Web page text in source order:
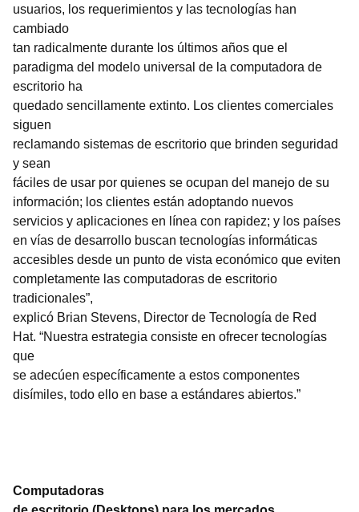
usuarios, los requerimientos y las tecnologías han
cambiado
tan radicalmente durante los últimos años que el
paradigma del modelo universal de la computadora de
escritorio ha
quedado sencillamente extinto. Los clientes comerciales
siguen
reclamando sistemas de escritorio que brinden seguridad
y sean
fáciles de usar por quienes se ocupan del manejo de su
información; los clientes están adoptando nuevos
servicios y aplicaciones en línea con rapidez; y los países
en vías de desarrollo buscan tecnologías informáticas
accesibles desde un punto de vista económico que eviten
completamente las computadoras de escritorio
tradicionales”,
explicó Brian Stevens, Director de Tecnología de Red
Hat. “Nuestra estrategia consiste en ofrecer tecnologías
que
se adecúen específicamente a estos componentes
disímiles, todo ello en base a estándares abiertos.”
Computadoras